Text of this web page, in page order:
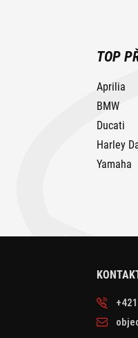
TOP
Aprilia
BMW
Ducati
Harley
Yamaha